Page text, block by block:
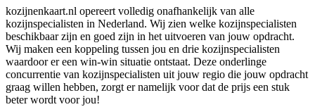
kozijnenkaart.nl opereert volledig onafhankelijk van alle
kozijnspecialisten in Nederland. Wij zien welke kozijnspecialisten
beschikbaar zijn en goed zijn in het uitvoeren van jouw opdracht.
Wij maken een koppeling tussen jou en drie kozijnspecialisten
waardoor er een win-win situatie ontstaat. Deze onderlinge
concurrentie van kozijnspecialisten uit jouw regio die jouw opdracht
graag willen hebben, zorgt er namelijk voor dat de prijs een stuk
beter wordt voor jou!